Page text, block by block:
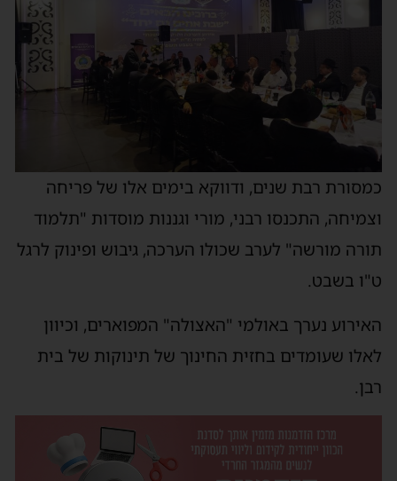
כמסורת רבת שנים, ודווקא בימים אלו של פריחה
וצמיחה, התכנסו רבני, מורי וגננות מוסדות "תלמוד
תורה מורשה" לערב שכולו הערכה, גיבוש ופינוק לרגל
ט"ו בשבט.
האירוע נערך באולמי "האצולה" המפוארים, וכיוון
לאלו שעומדים בחזית החינוך של תינוקות של בית
רבן.